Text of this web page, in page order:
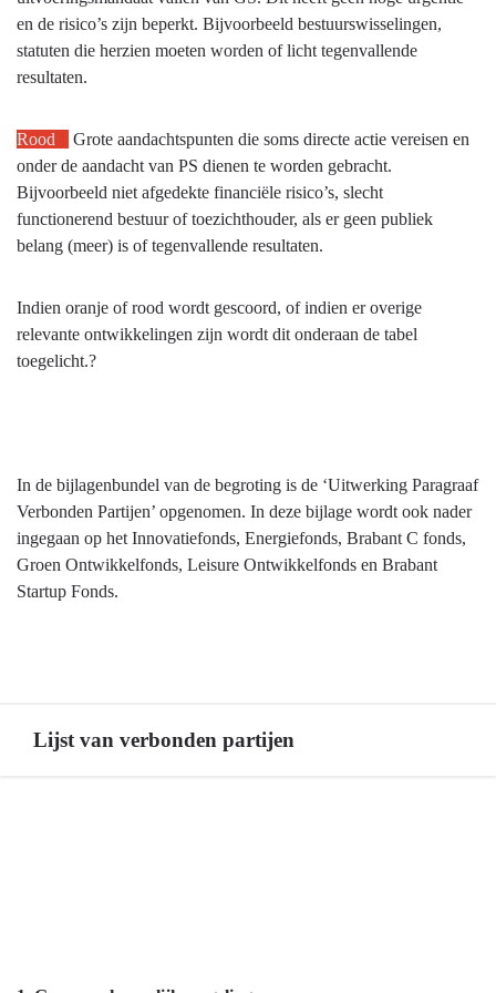
en de risico’s zijn beperkt. Bijvoorbeeld bestuurswisselingen,
statuten die herzien moeten worden of licht tegenvallende
resultaten.
Rood
Grote aandachtspunten die soms directe actie vereisen en
onder de aandacht van PS dienen te worden gebracht.
Bijvoorbeeld niet afgedekte financiële risico’s, slecht
functionerend bestuur of toezichthouder, als er geen publiek
belang (meer) is of tegenvallende resultaten.
Indien oranje of rood wordt gescoord, of indien er overige
relevante ontwikkelingen zijn wordt dit onderaan de tabel
toegelicht.?
In de bijlagenbundel van de begroting is de ‘Uitwerking Paragraaf
Verbonden Partijen’ opgenomen. In deze bijlage wordt ook nader
ingegaan op het Innovatiefonds, Energiefonds, Brabant C fonds,
Groen Ontwikkelfonds, Leisure Ontwikkelfonds en Brabant
Startup Fonds.
Lijst van verbonden partijen